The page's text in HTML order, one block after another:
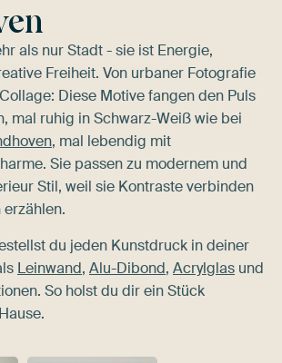
als nur Stadt - sie ist Energie,
Freiheit. Von urbaner Fotografie
Diese Motive fangen den Puls
mal ruhig in Schwarz-Weiß wie bei
, mal lebendig mit
Sie passen zu modernem und
Stil, weil sie Kontraste verbinden
du jeden Kunstdruck in deiner
Leinwand, Alu-Dibond, Acrylglas und
So holst du dir ein Stück